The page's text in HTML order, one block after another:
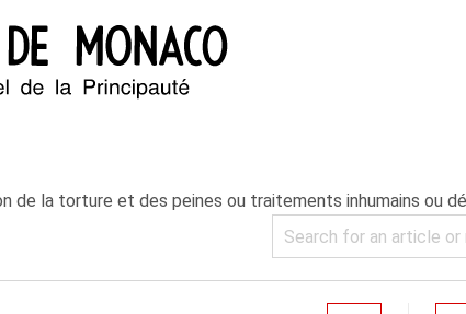
de la torture et des peines ou traitements inhumains ou